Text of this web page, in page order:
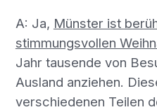
A: Ja, Münster ist
stimmungsvollen
Jahr tausende von
Ausland anziehen.
verschiedenen Teilen